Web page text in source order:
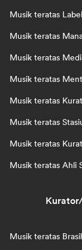
Musik teratas Label
Musik teratas
Musik teratas
Musik teratas
Musik teratas
Musik teratas
Musik teratas
Musik teratas Ahli
Musik teratas Brasil